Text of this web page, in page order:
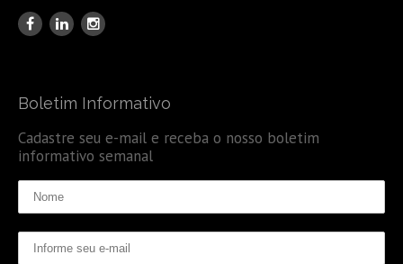
Boletim Informativo
Cadastre seu e-mail e receba o nosso boletim
informativo semanal